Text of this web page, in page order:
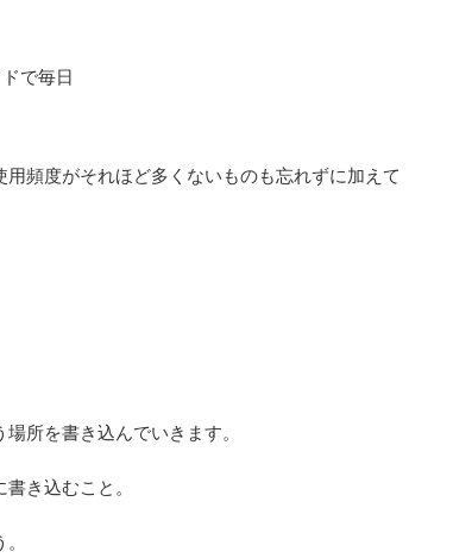
で毎日
頻度がそれほど多くないものも忘れずに加えて
所を書き込んでいきます。
き込むこと。